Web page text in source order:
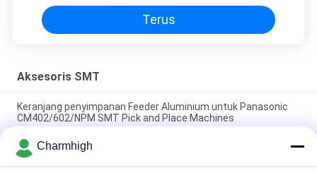
Terus
Aksesoris SMT
Keranjang penyimpanan Feeder Aluminium untuk Panasonic
CM402/602/NPM SMT Pick and Place Machines
Pemotong Pita Gulungan SMT Otomatis CHM-780, Mesin
Pemotong Pita Bebas Genggam untuk Mesin Pick and Place
SMT
Charmhigh